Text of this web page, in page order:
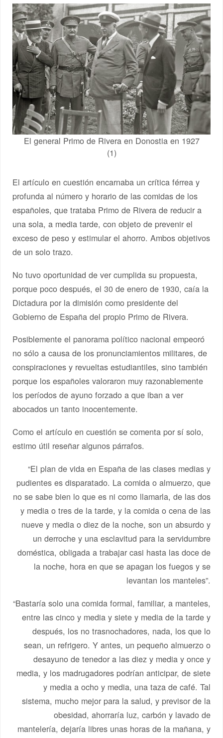
El general Primo de Rivera en Donostia en 1927
(1)
El artículo en cuestión encarnaba un crítica férrea y
profunda al número y horario de las comidas de los
españoles, que trataba Primo de Rivera de reducir a
una sola, a media tarde, con objeto de prevenir el
exceso de peso y estimular el ahorro. Ambos objetivos
de un solo trazo.
No tuvo oportunidad de ver cumplida su propuesta,
porque poco después, el 30 de enero de 1930, caía la
Dictadura por la dimisión como presidente del
Gobierno de España del propio Primo de Rivera.
Posiblemente el panorama político nacional empeoró
no sólo a causa de los pronunciamientos militares, de
conspiraciones y revueltas estudiantiles, sino también
porque los españoles valoraron muy razonablemente
los períodos de ayuno forzado a que iban a ver
abocados un tanto inocentemente.
Como el artículo en cuestión se comenta por sí solo,
estimo útil reseñar algunos párrafos.
“El plan de vida en España de las clases medias y
pudientes es disparatado. La comida o almuerzo, que
no se sabe bien lo que es ni como llamarla, de las dos
y media o tres de la tarde, y la comida o cena de las
nueve y media o diez de la noche, son un absurdo y
un derroche y una esclavitud para la servidumbre
doméstica, obligada a trabajar casi hasta las doce de
la noche, hora en que se apagan los fuegos y se
levantan los manteles”.
“Bastaría solo una comida formal, familiar, a manteles,
entre las cinco y media y siete y media de la tarde y
después, los no trasnochadores, nada, los que lo
sean, un refrigero. Y antes, un pequeño almuerzo o
desayuno de tenedor a las diez y media y once y
media, y los madrugadores podrían anticipar, de siete
y media a ocho y media, una taza de café. Tal
sistema, mucho mejor para la salud, y previsor de la
obesidad, ahorraría luz, carbón y lavado de
mantelería, dejaría libres unas horas de la mañana, y